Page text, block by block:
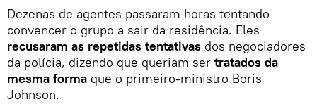
Dezenas de agentes passaram horas tentando
convencer o grupo a sair da residência. Eles
recusaram as repetidas tentativas dos negociadores
da polícia, dizendo que queriam ser tratados da
mesma forma que o primeiro-ministro Boris
Johnson.